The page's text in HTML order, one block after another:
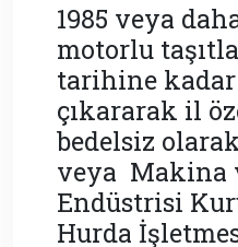
1985 veya
motorlu
tarihine
çıkararak il
bedelsiz
veya Makina
Endüstrisi
Hurda